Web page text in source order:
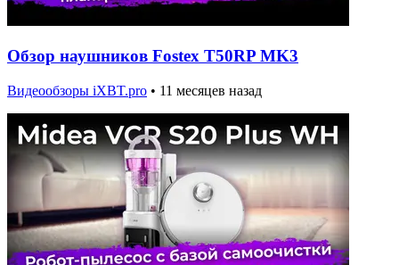
Обзор наушников Fostex T50RP MK3
Видеообзоры iXBT.pro • 11 месяцев назад